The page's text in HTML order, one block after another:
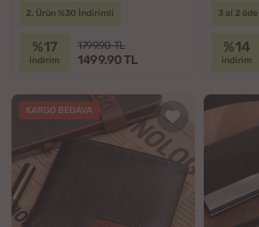
2. Ürün %30 İndirimli
%17
indirim
1799.90 TL
1499.90 TL
3 al 2 öde
%14
indirim
KARGO BEDAVA